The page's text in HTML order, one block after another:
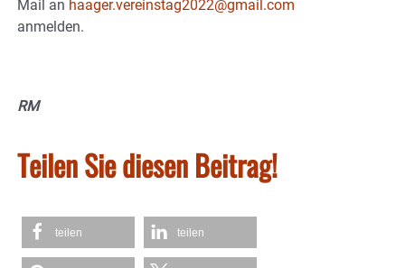
Mail an haager.vereinstag2022@gmail.com
anmelden.
RM
Teilen Sie diesen Beitrag!
teilen teilen